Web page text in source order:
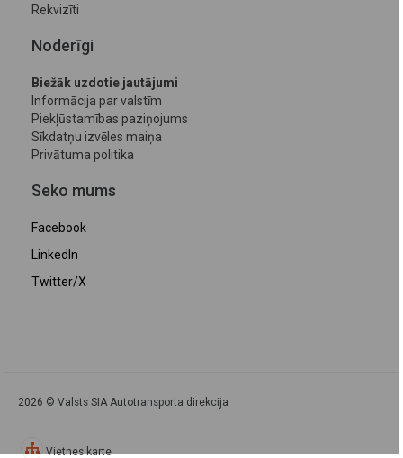
Rekvizīti
Noderīgi
Biežāk uzdotie jautājumi
Informācija par valstīm
Piekļūstamības paziņojums
Sīkdatņu izvēles maiņa
Privātuma politika
Seko mums
Facebook
LinkedIn
Twitter/X
2026 © Valsts SIA Autotransporta direkcija
Vietnes karte